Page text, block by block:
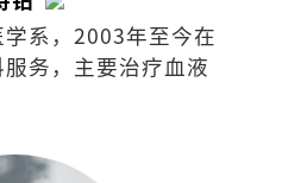
系，2003年至今在
务，主要治疗血液